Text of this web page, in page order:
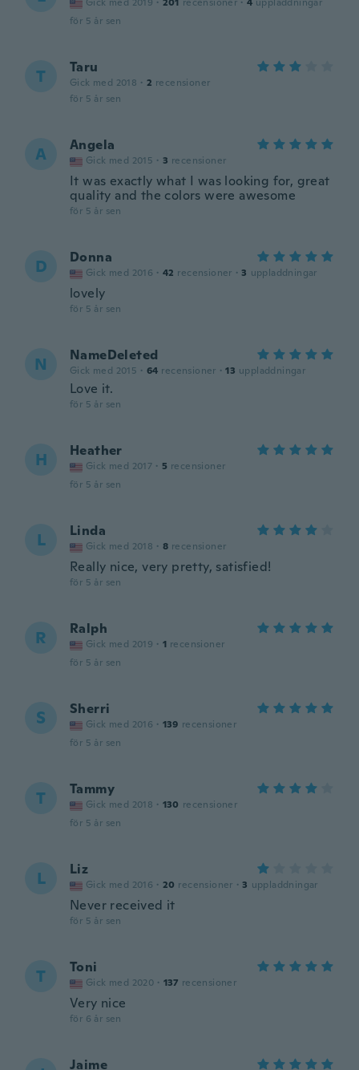
för 5 år sen
T Taru
Gick med 2018 · 2 recensioner
för 5 år sen
A Angela
Gick med 2015 · 3 recensioner
It was exactly what I was looking for, great
quality and the colors were awesome
för 5 år sen
D Donna
Gick med 2016 · 42 recensioner · 3 uppladdningar
lovely
för 5 år sen
N NameDeleted
Gick med 2015 · 64 recensioner · 13 uppladdningar
Love it.
för 5 år sen
H Heather
Gick med 2017 · 5 recensioner
för 5 år sen
L Linda
Gick med 2018 · 8 recensioner
Really nice, very pretty, satisfied!
för 5 år sen
R Ralph
Gick med 2019 · 1 recensioner
för 5 år sen
S Sherri
Gick med 2016 · 139 recensioner
för 5 år sen
T Tammy
Gick med 2018 · 130 recensioner
för 5 år sen
L Liz
Gick med 2016 · 20 recensioner · 3 uppladdningar
Never received it
för 5 år sen
T Toni
Gick med 2020 · 137 recensioner
Very nice
för 6 år sen
Jaime